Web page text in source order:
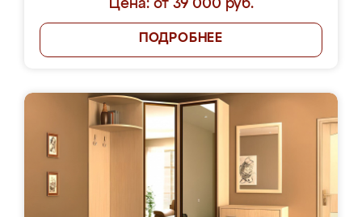
Цена: от 39 000 руб.
ПОДРОБНЕЕ